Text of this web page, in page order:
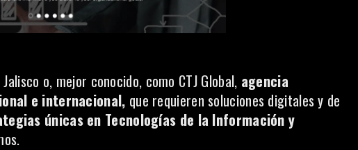
o, mejor conocido, como CTJ Global, agencia
e internacional, que requieren soluciones digitales y de
únicas en Tecnologías de la Información y